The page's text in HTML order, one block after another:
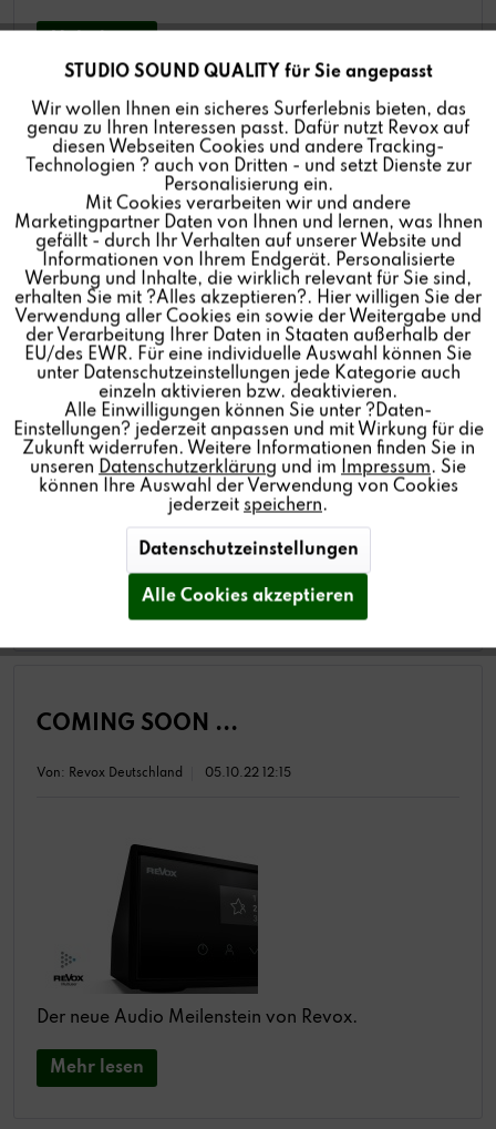
DER NEUE AUDIO MEILENSTEIN VON
REVOX: STUDIOMASTER M500
Von: Revox Deutschland 11.10.22 07:45
Das einzigartige Audio System.
Mehr lesen
COMING SOON ...
Von: Revox Deutschland 05.10.22 12:15
Der neue Audio Meilenstein von Revox.
Mehr lesen
Funktionale Aktiv
Marketing Inaktiv
Tracking Inaktiv
Personalisierung Inaktiv
Service Inaktiv
STUDIO SOUND QUALITY für Sie angepasst
Wir wollen Ihnen ein sicheres Surferlebnis bieten, das
genau zu Ihren Interessen passt. Dafür nutzt Revox auf
diesen Webseiten Cookies und andere Tracking-
Technologien ? auch von Dritten - und setzt Dienste zur
Personalisierung ein.
Mit Cookies verarbeiten wir und andere
Marketingpartner Daten von Ihnen und lernen, was Ihnen
gefällt - durch Ihr Verhalten auf unserer Website und
Informationen von Ihrem Endgerät. Personalisierte
Werbung und Inhalte, die wirklich relevant für Sie sind,
erhalten Sie mit ?Alles akzeptieren?. Hier willigen Sie der
Verwendung aller Cookies ein sowie der Weitergabe und
der Verarbeitung Ihrer Daten in Staaten außerhalb der
EU/des EWR. Für eine individuelle Auswahl können Sie
unter Datenschutzeinstellungen jede Kategorie auch
einzeln aktivieren bzw. deaktivieren.
Alle Einwilligungen können Sie unter ?Daten-
Einstellungen? jederzeit anpassen und mit Wirkung für die
Zukunft widerrufen. Weitere Informationen finden Sie in
unseren Datenschutzerklärung und im Impressum. Sie
können Ihre Auswahl der Verwendung von Cookies
jederzeit speichern.
Datenschutzeinstellungen
Alle Cookies akzeptieren